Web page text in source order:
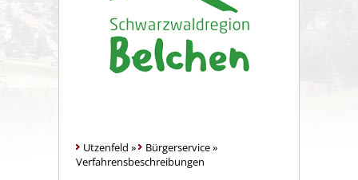
Utzenfeld » Bürgerservice»
Verfahrensbeschreibungen